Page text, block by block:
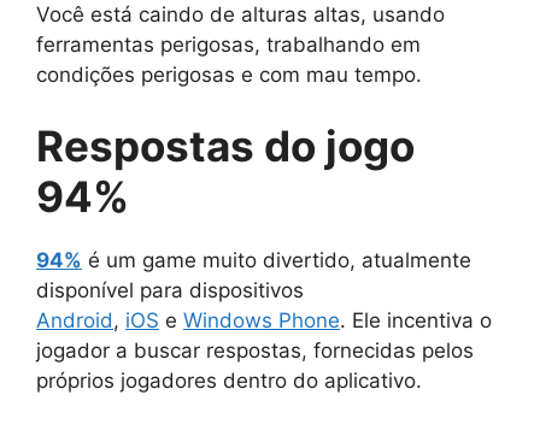
Você está caindo de alturas altas, usando
ferramentas perigosas, trabalhando em
condições perigosas e com mau tempo.
Respostas do jogo
94%
94% é um game muito divertido, atualmente
disponível para dispositivos
Android, iOS e Windows Phone. Ele incentiva o
jogador a buscar respostas, fornecidas pelos
próprios jogadores dentro do aplicativo.